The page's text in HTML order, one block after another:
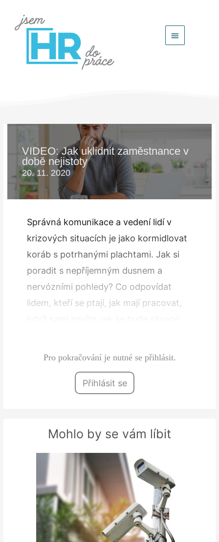
Hlavní
VIDEO: Jak uklidnit zaměstnance v
době nejistoty
20. 11. 2020
Správná komunikace a vedení lidí v
krizových situacích je jako kormidlovat
koráb s potrhanými plachtami. Jak si
poradit s nepříjemným dusnem a
nervózními pohledy? Co odpovídat
lidem, kteří se ptají, jak mají pracovat,
Pro pokračování je nutné se přihlásit.
Přihlásit se
Mohlo by se vám líbit